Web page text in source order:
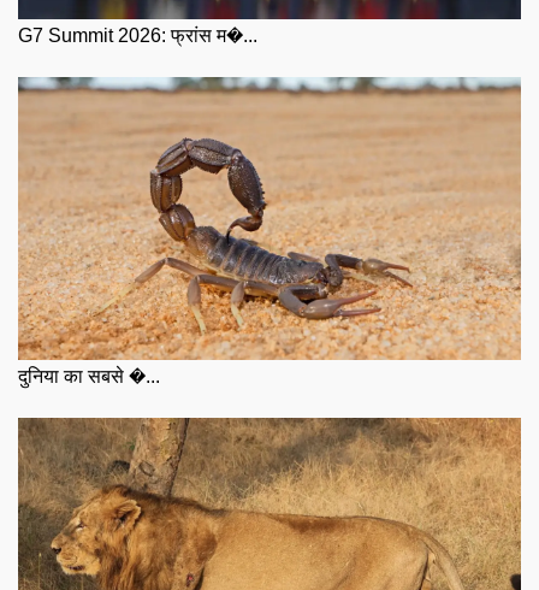
G7 Summit 2026: फ्रांस म�...
दुनिया का सबसे �...